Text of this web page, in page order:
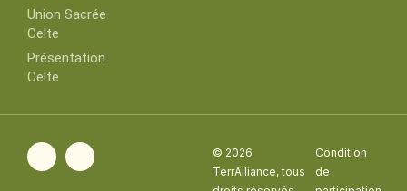
Union Sacrée
Celte
Présentation
Celte
© 2026
TerrAlliance, tous
Condition
de
F
I